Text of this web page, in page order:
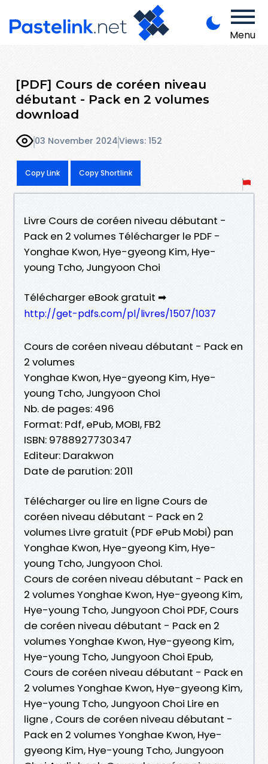
Menu
[PDF] Cours de coréen niveau
débutant - Pack en 2 volumes
download
03 November 2024Views: 152
Copy Link Copy Shortlink
Livre Cours de coréen niveau débutant -
Pack en 2 volumes Télécharger le PDF -
Yonghae Kwon, Hye-gyeong Kim, Hye-
young Tcho, Jungyoon Choi
Télécharger eBook gratuit ➡
http://get-pdfs.com/pl/livres/1507/1037
Cours de coréen niveau débutant - Pack en
2 volumes
Yonghae Kwon, Hye-gyeong Kim, Hye-
young Tcho, Jungyoon Choi
Nb. de pages: 496
Format: Pdf, ePub, MOBI, FB2
ISBN: 9788927730347
Editeur: Darakwon
Date de parution: 2011
Télécharger ou lire en ligne Cours de
coréen niveau débutant - Pack en 2
volumes Livre gratuit (PDF ePub Mobi) pan
Yonghae Kwon, Hye-gyeong Kim, Hye-
young Tcho, Jungyoon Choi.
Cours de coréen niveau débutant - Pack en
2 volumes Yonghae Kwon, Hye-gyeong Kim,
Hye-young Tcho, Jungyoon Choi PDF, Cours
de coréen niveau débutant - Pack en 2
volumes Yonghae Kwon, Hye-gyeong Kim,
Hye-young Tcho, Jungyoon Choi Epub,
Cours de coréen niveau débutant - Pack en
2 volumes Yonghae Kwon, Hye-gyeong Kim,
Hye-young Tcho, Jungyoon Choi Lire en
ligne , Cours de coréen niveau débutant -
Pack en 2 volumes Yonghae Kwon, Hye-
gyeong Kim, Hye-young Tcho, Jungyoon